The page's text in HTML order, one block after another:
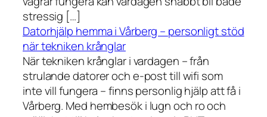
stressig […]
Datorhjälp hemma i Vårberg – personligt stöd
när tekniken krånglar
När tekniken krånglar i vardagen – från
strulande datorer och e-post till wifi som
inte vill fungera – finns personlig hjälp att få i
Vårberg. Med hembesök i lugn och ro och